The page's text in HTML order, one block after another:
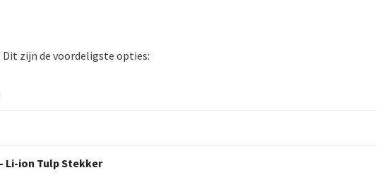
Dit zijn de voordeligste opties:
Li-ion Tulp Stekker